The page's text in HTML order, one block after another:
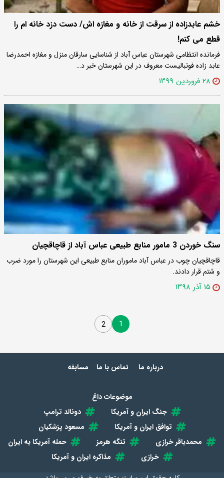
خشم عابدزاده از سرقت از خانه و مغازه اش/ دست دزد خانه ام را
قطع می کنم!
فرمانده انتظامی شهرستان عباس آباد از شناسایی سارقان منزل و مغازه احمدرضا
عابد زاده فوتبالیست معروف در این شهرستان خبر د…
۲۸ فروردین ۱۳۹۹
سنگ خوردن 3 مامور منابع طبیعی عباس آباد از قاچاقچیان
قاچاقچیان چوب در عباس آباد ماموران منابع طبیعی این شهرستان را مورد ضرب
و شتم قرار دادند.
۱۵ آذر ۱۳۹۸
1
2
درباره ما تماس با ما مسابقه
موضوعات داغ
جنگ ایران و آمریکا
دونالد ترامپ
توافق ایران و آمریکا
مسعود پزشکیان
محمدباقر خرازی
تنگه هرمز
حمله آمریکا به ایران
خرازی
مذاکره ایران و آمریکا